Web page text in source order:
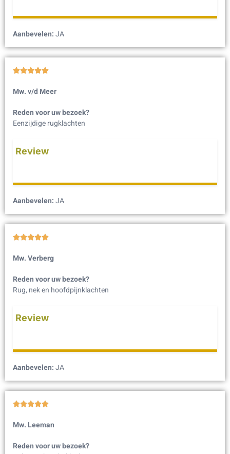
Aanbevelen:JA

Mw. v/d Meer
Reden voor uw bezoek?
Eenzijdige rugklachten
Review
Aanbevelen:JA

Mw. Verberg
Reden voor uw bezoek?
Rug, nek en hoofdpijnklachten
Review
Aanbevelen:JA

Mw. Leeman
Reden voor uw bezoek?